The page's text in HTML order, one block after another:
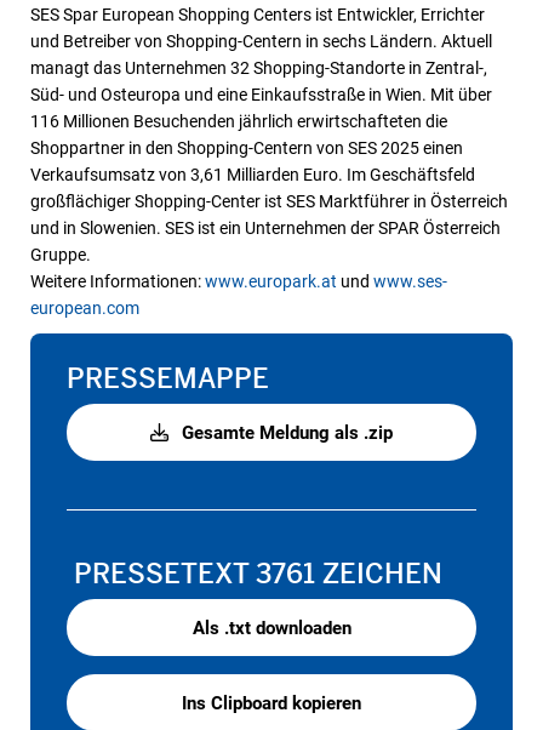
SES Spar European Shopping Centers ist Entwickler, Errichter
und Betreiber von Shopping-Centern in sechs Ländern. Aktuell
managt das Unternehmen 32 Shopping-Standorte in Zentral-,
Süd- und Osteuropa und eine Einkaufsstraße in Wien. Mit über
116 Millionen Besuchenden jährlich erwirtschafteten die
Shoppartner in den Shopping-Centern von SES 2025 einen
Verkaufsumsatz von 3,61 Milliarden Euro. Im Geschäftsfeld
großflächiger Shopping-Center ist SES Marktführer in Österreich
und in Slowenien. SES ist ein Unternehmen der SPAR Österreich
Gruppe.
Weitere Informationen:www.europark.at und www.ses-
european.com
PRESSEMAPPE
Gesamte Meldung als .zip
PRESSETEXT3761 ZEICHEN
Als .txt downloaden
Ins Clipboard kopieren